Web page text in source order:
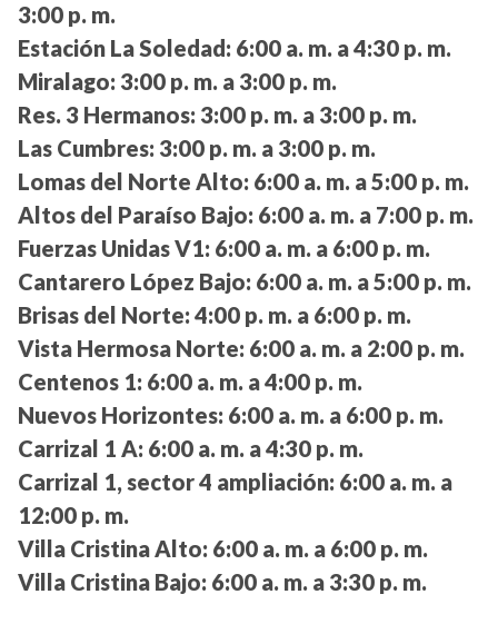
3:00 p. m.
Estación La Soledad: 6:00 a. m. a 4:30 p. m.
Miralago: 3:00 p. m. a 3:00 p. m.
Res. 3 Hermanos: 3:00 p. m. a 3:00 p. m.
Las Cumbres: 3:00 p. m. a 3:00 p. m.
Lomas del Norte Alto: 6:00 a. m. a 5:00 p. m.
Altos del Paraíso Bajo: 6:00 a. m. a 7:00 p. m.
Fuerzas Unidas V1: 6:00 a. m. a 6:00 p. m.
Cantarero López Bajo: 6:00 a. m. a 5:00 p. m.
Brisas del Norte: 4:00 p. m. a 6:00 p. m.
Vista Hermosa Norte: 6:00 a. m. a 2:00 p. m.
Centenos 1: 6:00 a. m. a 4:00 p. m.
Nuevos Horizontes: 6:00 a. m. a 6:00 p. m.
Carrizal 1 A: 6:00 a. m. a 4:30 p. m.
Carrizal 1, sector 4 ampliación: 6:00 a. m. a
12:00 p. m.
Villa Cristina Alto: 6:00 a. m. a 6:00 p. m.
Villa Cristina Bajo: 6:00 a. m. a 3:30 p. m.